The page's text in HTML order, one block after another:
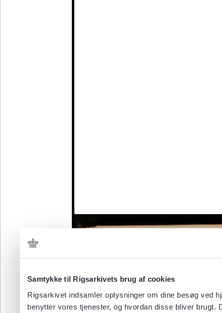
Samtykke til Rigsarkivets brug af cookies
Rigsarkivet indsamler oplysninger om dine besøg ved
benytter vores tjenester, og hvordan disse bliver